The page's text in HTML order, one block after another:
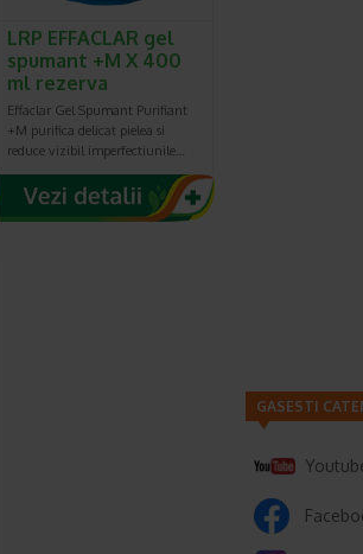
LRP EFFACLAR gel
spumant +M X 400
ml rezerva
Effaclar Gel Spumant Purifiant
+M purifica delicat pielea si
reduce vizibil imperfectiunile…
GASESTI